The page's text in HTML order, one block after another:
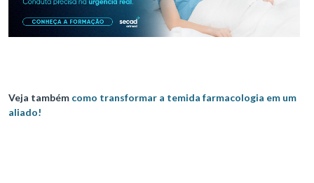
Veja também como transformar a temida farmacologia em um
aliado!